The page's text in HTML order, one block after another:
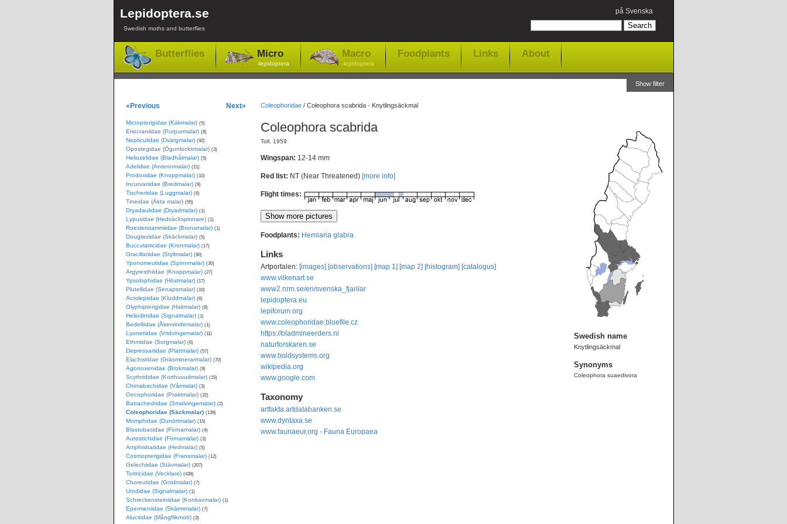
Lepidoptera.se
Swedish moths and butterflies
på Svenska
Butterflies Micro
-lepidoptera
Macro
-lepidoptera
Foodplants Links About
Show filter
Coleophoridae/ Coleophora scabrida - Knytlingsäckmal
Coleophora scabrida
Toll, 1959
Wingspan: 12-14 mm
Red list: NT (Near Threatened) [more info]
Flight times:
Foodplants: Herniaria glabra
Links
Artportalen: [images] [observations] [map 1] [map 2] [histogram] [catalogus]
www.vilkenart.se
www2.nrm.se/en/svenska_fjarilar
lepidoptera.eu
lepiforum.org
www.coleophoridae.bluefile.cz
https://bladmineerders.nl
naturforskaren.se
www.boldsystems.org
wikipedia.org
www.google.com
Taxonomy
artfakta.artdatabanken.se
www.dyntaxa.se
www.faunaeur.org - Fauna Europaea
Swedish name
Knytlingsäckmal
Synonyms
Coleophora suaedivora
«Previous Next»
Micropterigidae (Käkmalar) (5)
Eriocraniidae (Purpurmalar) (8)
Nepticulidae (Dvärgmalar) (92)
Opostegidae (Ögonlocksmalar) (3)
Heliozelidae (Bladhålmalar) (5)
Adelidae (Antennmalar) (21)
Prodoxidae (Knoppmalar) (10)
Incurvariidae (Bredmalar) (9)
Tischeriidae (Luggmalar) (6)
Tineidae (Äkta malar) (55)
Dryadaulidae (Dryadmalar) (1)
Lypusidae (Hedsäckspinnare) (1)
Roeslerstammiidae (Bronsmalar) (1)
Douglasiidae (Skäckmalar) (5)
Bucculatricidae (Kronmalar) (17)
Gracillariidae (Styltmalar) (90)
Yponomeutidae (Spinnmalar) (30)
Argyresthiidae (Knoppmalar) (27)
Ypsolophidae (Höstmalar) (17)
Plutellidae (Senapsmalar) (10)
Acrolepiidae (Kluddmalar) (6)
Glyphipterigidae (Hakmalar) (8)
Heliodinidae (Signalmalar) (1)
Bedelliidae (Åkervindemalar) (1)
Lyonetiidae (Vridvingemalar) (11)
Ethmiidae (Sorgmalar) (6)
Depressariidae (Plattmalar) (57)
Elachistidae (Gräsminerarmalar) (70)
Agonoxenidae (Brokmalar) (9)
Scythrididae (Korthuvudmalar) (15)
Chimabachidae (Vårmalar) (3)
Oecophoridae (Praktmalar) (32)
Batrachedridae (Smalvingemalar) (2)
Coleophoridae (Säckmalar) (139)
Momphidae (Dunörtmalar) (15)
Blastobasidae (Förnamalar) (4)
Autostichidae (Förnamalar) (3)
Amphisbatidae (Hedmalar) (5)
Cosmopterigidae (Fransmalar) (12)
Gelechiidae (Stävmalar) (207)
Tortricidae (Vecklare) (439)
Choreutidae (Gnidmalar) (7)
Urodidae (Signalmalar) (1)
Schreckensteiniidae (Konkavmalar) (1)
Epermeniidae (Skärmmalar) (7)
Alucitidae (Mångflikmott) (3)